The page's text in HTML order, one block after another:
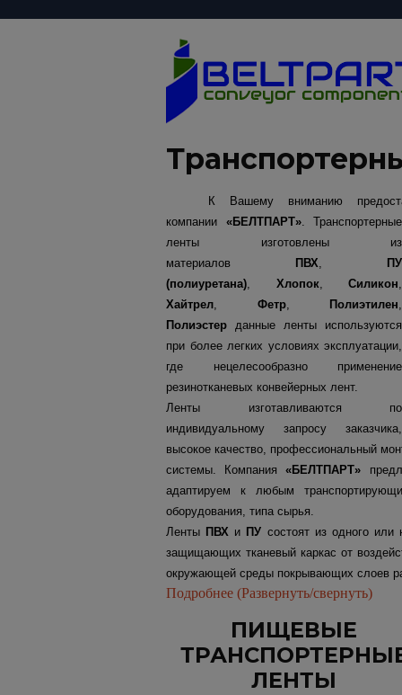
К Вашему вниманию
компании «БЕЛТПАРТ». Транспортерные
ленты изготовлены из
материалов
ПВХ,
ПУ
(полиуретана), Хлопок, Силикон,
Хайтрел, Фетр, Полиэтилен,
Полиэстер данные ленты используются
при более легких условиях эксплуатации,
где нецелесообразно применение
резинотканевых конвейерных лент.
Ленты изготавливаются по
индивидуальному запросу заказчика,
высокое качество, профессиональный
системы. Компания«БЕЛТПАРТ»
адаптируем к любым
оборудования, типа сырья.
Ленты ПВХ и ПУ состоят из одного или
защищающих тканевый каркас от
окружающей среды покрывающих слоев
Подробнее (Развернуть/свернуть)
ПИЩЕВЫЕ
ЛЕНТЫ